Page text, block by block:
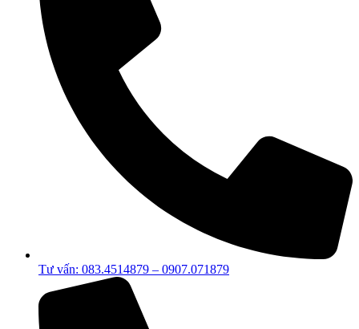
Tư vấn: 083.4514879 – 0907.071879